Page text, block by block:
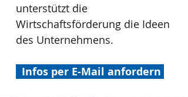
unterstützt die
Wirtschaftsförderung die Ideen
des Unternehmens.
Infos per E-Mail anfordern